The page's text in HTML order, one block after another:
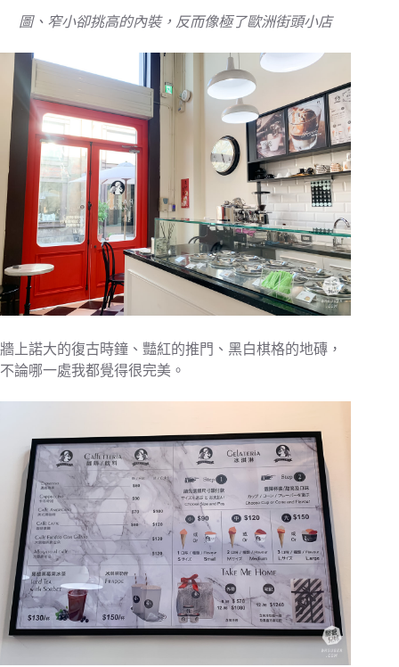
圖、窄小卻挑高的內裝，反而像極了歐洲街頭小店
牆上諾大的復古時鐘、豔紅的推門、黑白棋格的地磚，
不論哪一處我都覺得很完美。